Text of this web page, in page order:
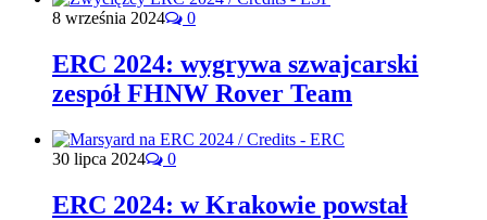
8 września 2024 0
ERC 2024: wygrywa szwajcarski
zespół FHNW Rover Team
30 lipca 2024 0
ERC 2024: w Krakowie powstał